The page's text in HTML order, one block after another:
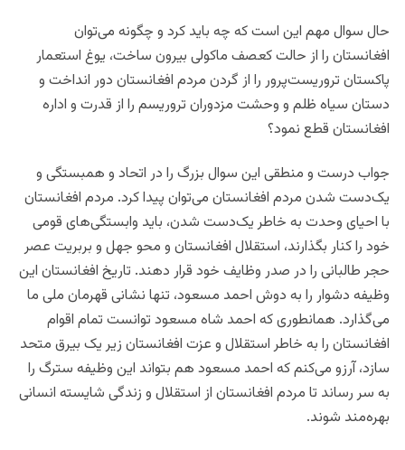
حال سوال مهم این است که چه باید کرد و چگونه می‌توان
افغانستان را از حالت کعصف ماکولی بیرون ساخت، یوغ استعمار
پاکستان تروریست‌پرور را از گردن مردم افغانستان دور انداخت و
دستان سیاه ظلم و وحشت مزدوران تروریسم را از قدرت و اداره
افغانستان قطع نمود؟
جواب درست و منطقی این سوال بزرگ را در اتحاد و همبستگی و
یک‌دست شدن مردم افغانستان می‌توان پیدا کرد. مردم افغانستان
با احیای وحدت به خاطر یک‌دست شدن، باید وابستگی‌های قومی
خود را کنار بگذارند، استقلال افغانستان و محو جهل و بربریت عصر
حجر طالبانی را در صدر وظایف خود قرار دهند. تاریخ افغانستان این
وظیفه دشوار را به دوش احمد مسعود، تنها نشانی قهرمان ملی ما
می‌گذارد. همانطوری که احمد شاه مسعود توانست تمام اقوام
افغانستان را به خاطر استقلال و عزت افغانستان زیر یک بیرق متحد
سازد، آرزو می‌کنم که احمد مسعود هم بتواند این وظیفه سترگ را
به سر رساند تا مردم افغانستان از استقلال و زندگی شایسته انسانی
بهره‌مند شوند.